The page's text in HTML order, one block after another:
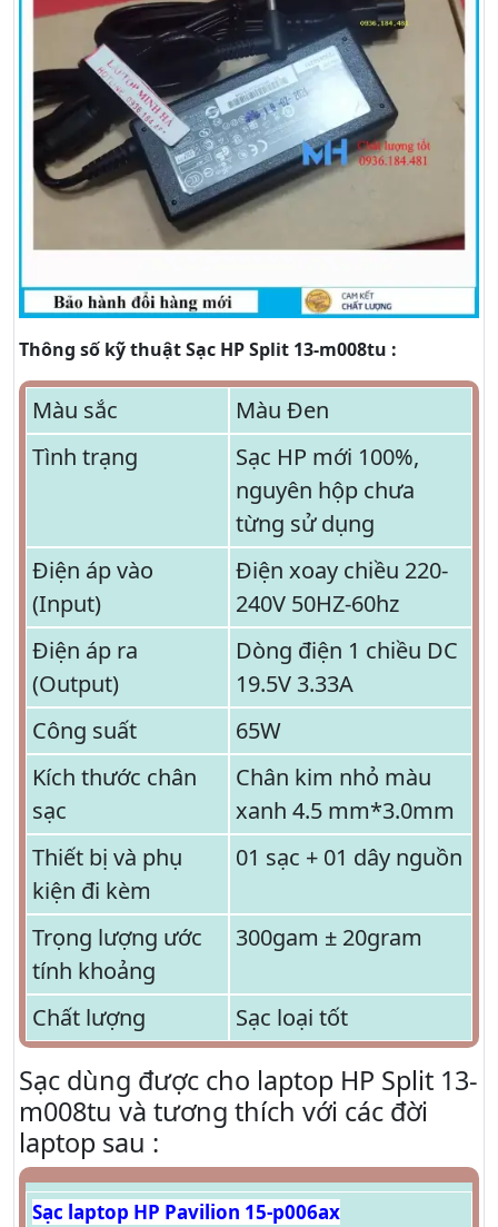
Thông số kỹ thuật Sạc HP Split 13-m008tu :
Màu sắc
Màu Đen
Tình trạng
Sạc HP mới 100%,
nguyên hộp chưa
từng sử dụng
Điện áp vào
(Input)
Điện xoay chiều 220-
240V 50HZ-60hz
Điện áp ra
(Output)
Dòng điện 1 chiều DC
19.5V 3.33A
Công suất
65W
Kích thước chân
sạc
Chân kim nhỏ màu
xanh 4.5 mm*3.0mm
Thiết bị và phụ
kiện đi kèm
01 sạc + 01 dây nguồn
Trọng lượng ước
tính khoảng
300gam ± 20gram
Chất lượng Sạc loại tốt
Sạc dùng được cho laptop HP Split 13-
m008tu và tương thích với các đời
laptop sau :
Sạc laptop HP Pavilion 15-p006ax